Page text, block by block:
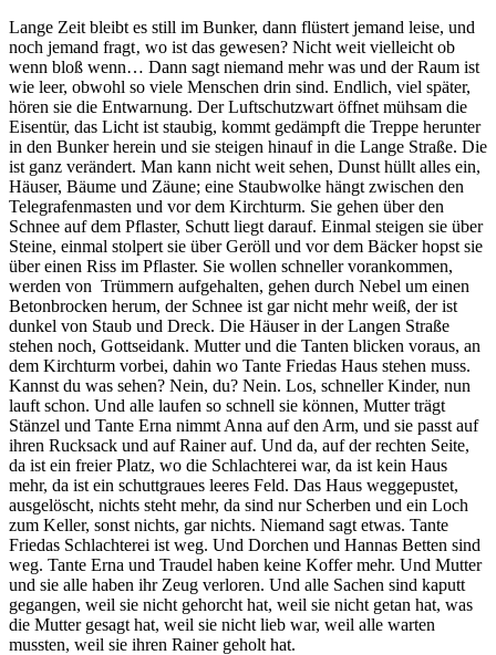
Lange Zeit bleibt es still im Bunker, dann flüstert jemand leise, und
noch jemand fragt‚ wo ist das gewesen? Nicht weit vielleicht ob
wenn bloß wenn… Dann sagt niemand mehr was und der Raum ist
wie leer, obwohl so viele Menschen drin sind. Endlich, viel später,
hören sie die Entwarnung. Der Luftschutzwart öffnet mühsam die
Eisentür, das Licht ist staubig, kommt gedämpft die Treppe herunter
in den Bunker herein und sie steigen hinauf in die Lange Straße. Die
ist ganz verändert. Man kann nicht weit sehen, Dunst hüllt alles ein,
Häuser, Bäume und Zäune; eine Staubwolke hängt zwischen den
Telegrafenmasten und vor dem Kirchturm. Sie gehen über den
Schnee auf dem Pflaster, Schutt liegt darauf. Einmal steigen sie über
Steine, einmal stolpert sie über Geröll und vor dem Bäcker hopst sie
über einen Riss im Pflaster. Sie wollen schneller vorankommen,
werden von Trümmern aufgehalten, gehen durch Nebel um einen
Betonbrocken herum, der Schnee ist gar nicht mehr weiß, der ist
dunkel von Staub und Dreck. Die Häuser in der Langen Straße
stehen noch, Gottseidank. Mutter und die Tanten blicken voraus, an
dem Kirchturm vorbei, dahin wo Tante Friedas Haus stehen muss.
Kannst du was sehen? Nein, du? Nein. Los, schneller Kinder, nun
lauft schon. Und alle laufen so schnell sie können, Mutter trägt
Stänzel und Tante Erna nimmt Anna auf den Arm, und sie passt auf
ihren Rucksack und auf Rainer auf. Und da, auf der rechten Seite,
da ist ein freier Platz, wo die Schlachterei war, da ist kein Haus
mehr, da ist ein schuttgraues leeres Feld. Das Haus weggepustet,
ausgelöscht, nichts steht mehr, da sind nur Scherben und ein Loch
zum Keller, sonst nichts, gar nichts. Niemand sagt etwas. Tante
Friedas Schlachterei ist weg. Und Dorchen und Hannas Betten sind
weg. Tante Erna und Traudel haben keine Koffer mehr. Und Mutter
und sie alle haben ihr Zeug verloren. Und alle Sachen sind kaputt
gegangen, weil sie nicht gehorcht hat, weil sie nicht getan hat, was
die Mutter gesagt hat, weil sie nicht lieb war, weil alle warten
mussten, weil sie ihren Rainer geholt hat.